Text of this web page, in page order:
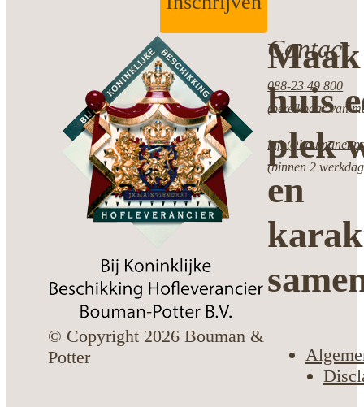
huis
plek
en
Contact
088-23 49 800
(bereikbaar van
(binnen 2
© Copyright 2026 Bouman &
Potter